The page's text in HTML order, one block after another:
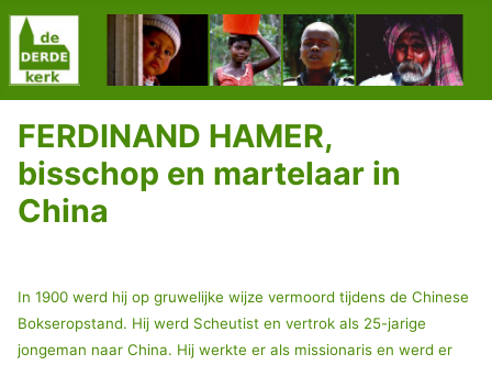
FERDINAND HAMER,
bisschop en martelaar in
China
In 1900 werd hij op gruwelijke wijze vermoord tijdens de Chinese
Bokseropstand. Hij werd Scheutist en vertrok als 25-jarige
jongeman naar China. Hij werkte er als missionaris en werd er